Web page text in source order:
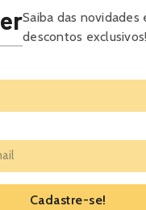
Saiba das novidades
descontos exclusivos!
Cadastre-se!